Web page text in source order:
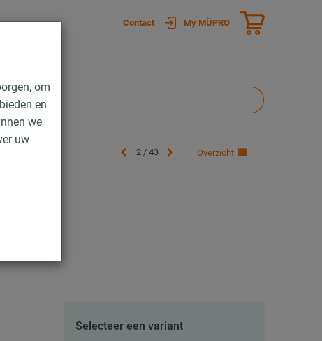
om
en
we
uw
Contact My MÜPRO
2 / 43 Overzicht
Selecteer een variant